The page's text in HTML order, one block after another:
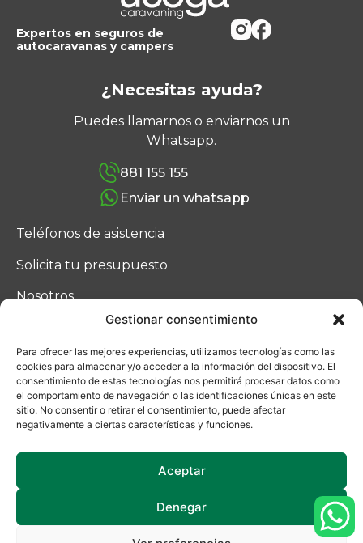
Gestionar consentimiento
Para ofrecer las mejores experiencias, utilizamos tecnologías como las
cookies para almacenar y/o acceder a la información del dispositivo. El
consentimiento de estas tecnologías nos permitirá procesar datos como
el comportamiento de navegación o las identificaciones únicas en este
sitio. No consentir o retirar el consentimiento, puede afectar
negativamente a ciertas características y funciones.
Aceptar
Denegar
Expertos en seguros de
autocaravanas y campers
¿Necesitas ayuda?
Puedes llamarnos o enviarnos un
Whatsapp.
881 155 155
Enviar un whatsapp
Teléfonos de asistencia
Solicita tu presupuesto
Nosotros
Contacto
Ucoga © 2025